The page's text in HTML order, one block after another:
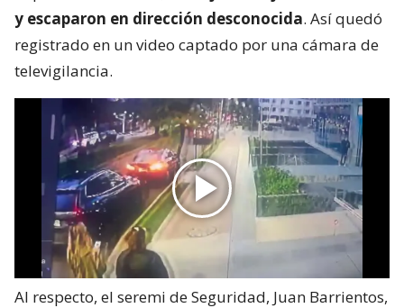
y escaparon en dirección desconocida. Así quedó
registrado en un video captado por una cámara de
televigilancia.
Al respecto, el seremi de Seguridad, Juan Barrientos,